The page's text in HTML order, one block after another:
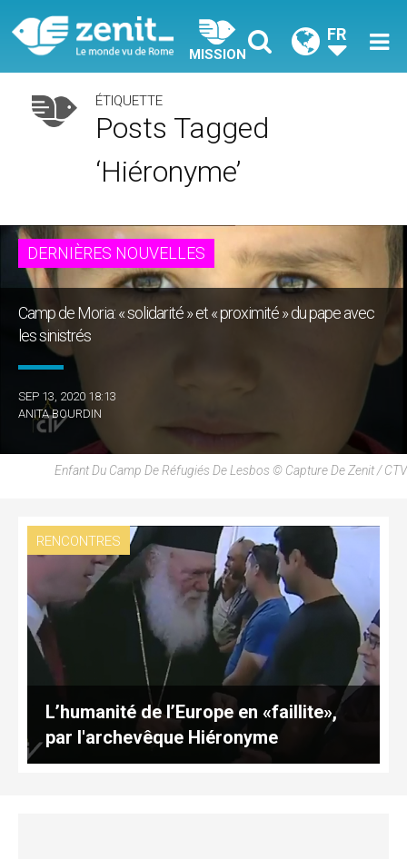
MISSION
FR
ÉTIQUETTE
Posts Tagged
‘Hiéronyme’
DERNIÈRES NOUVELLES
Camp de Moria: « solidarité » et « proximité » du pape avec
les sinistrés
SEP 13, 2020 18:13
ANITA BOURDIN
Enfant Du Camp De Réfugiés De Lesbos © Capture De Zenit / CTV
RENCONTRES
L’humanité de l’Europe en «faillite»,
par l'archevêque Hiéronyme